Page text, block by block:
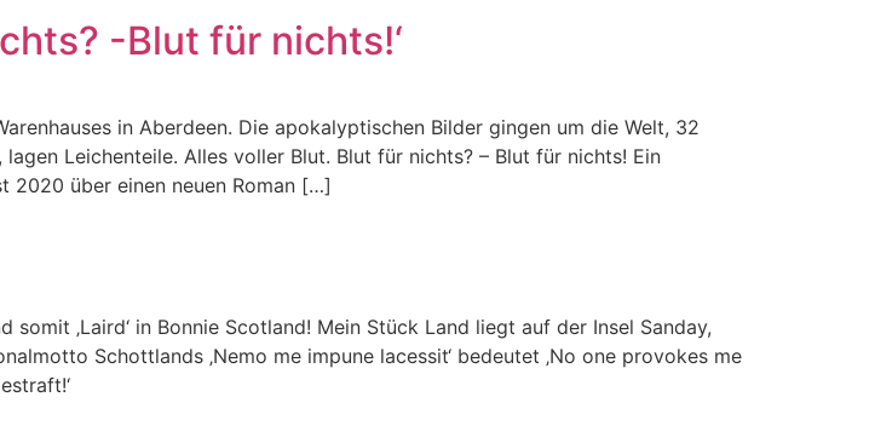
-Blut für nichts!‘
in Aberdeen. Die apokalyptischen Bilder gingen um die Welt, 32
Leichenteile. Alles voller Blut. Blut für nichts? – Blut für nichts! Ein
2020 über einen neuen Roman […]
‚Laird‘ in Bonnie Scotland! Mein Stück Land liegt auf der Insel Sanday,
Schottlands ‚Nemo me impune lacessit‘ bedeutet ‚No one provokes me